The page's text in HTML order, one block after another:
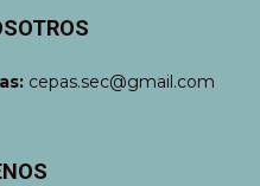
cepas.sec@gmail.com